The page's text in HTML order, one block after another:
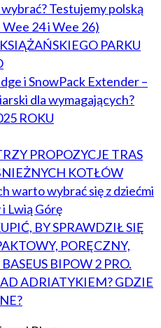
Testujemy polską
24 i Wee 26)
PARKU
i SnowPack Extender –
dla wymagających?
ROKU
PROPOZYCJE TRAS
KOTŁÓW
warto wybrać się z dziećmi
i Lwią Górę
BY SPRAWDZIŁ SIĘ
PORĘCZNY,
BIPOW 2 PRO.
ADRIATYKIEM? GDZIE